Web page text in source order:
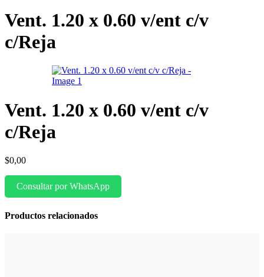
Vent. 1.20 x 0.60 v/ent c/v
c/Reja
Vent. 1.20 x 0.60 v/ent c/v
c/Reja
$0,00
Consultar por WhatsApp
Productos relacionados